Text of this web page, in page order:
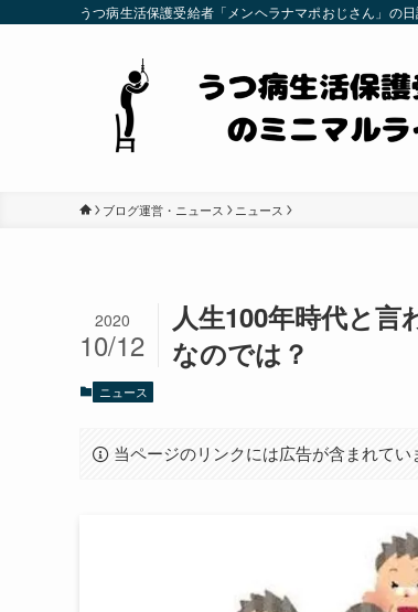
うつ病生活保護受給者「メンヘラナマポおじさん」の日
ブログ運営・ニュース ニュース
人生100年時代と
なのでは？
2020
10/12
ニュース
当ページのリンクには広告が含まれてい